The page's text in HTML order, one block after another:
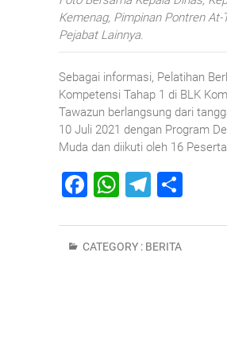
Kemenag, Pimpinan Pontren At-
Pejabat Lainnya.
Sebagai informasi, Pelatihan
Kompetensi Tahap 1 di BLK
Tawazun berlangsung dari
10 Juli 2021 dengan Program
Muda dan diikuti oleh 16
F
c
e
W
at
s
T
e
gr
ar
CATEGORY : BERITA